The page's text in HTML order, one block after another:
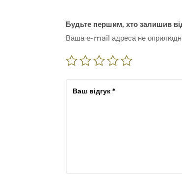
Будьте першим, хто залишив
Ваша e-mail адреса не